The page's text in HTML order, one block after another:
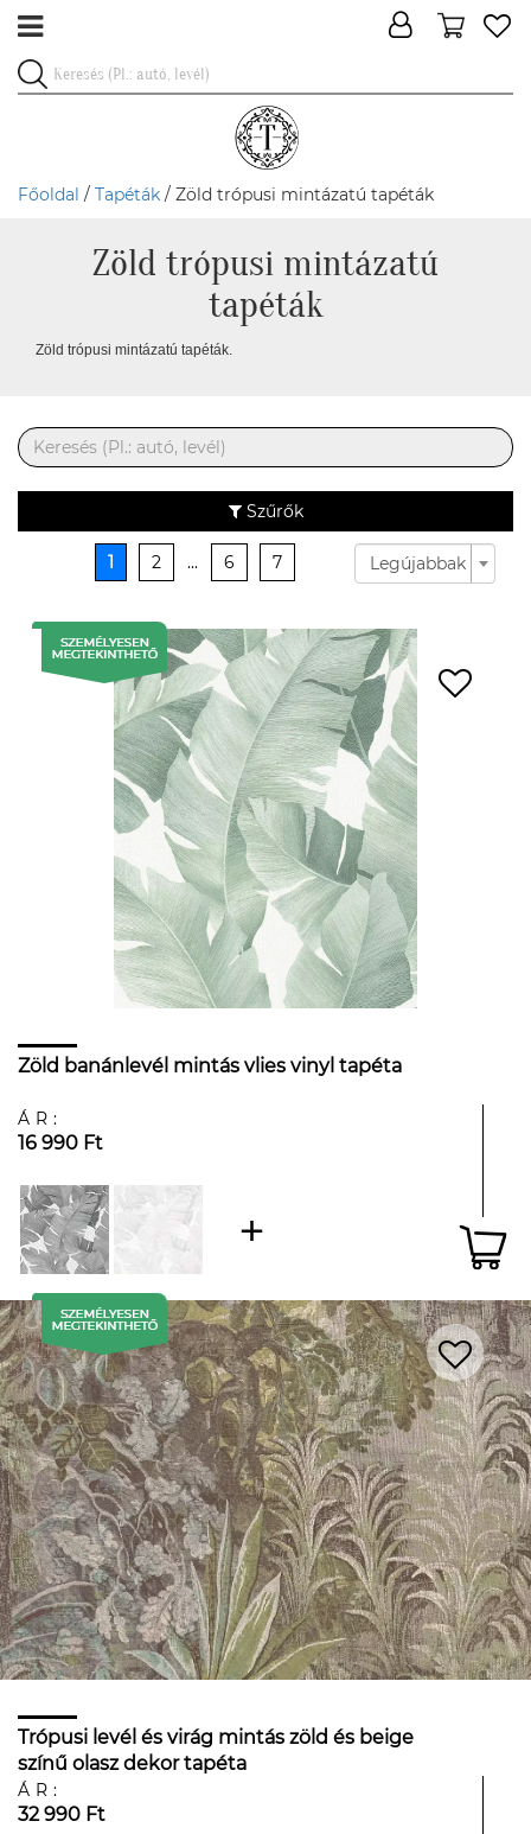
Főoldal / Tapéták / Zöld trópusi mintázatú tapéták
Zöld trópusi mintázatú
tapéták
Zöld trópusi mintázatú tapéták.
Szűrők
1 2 ... 6 7 Legújabbak
Zöld banánlevél mintás vlies vinyl tapéta
ÁR:
16 990 Ft
Trópusi levél és virág mintás zöld és beige
színű olasz dekor tapéta
ÁR:
32 990 Ft